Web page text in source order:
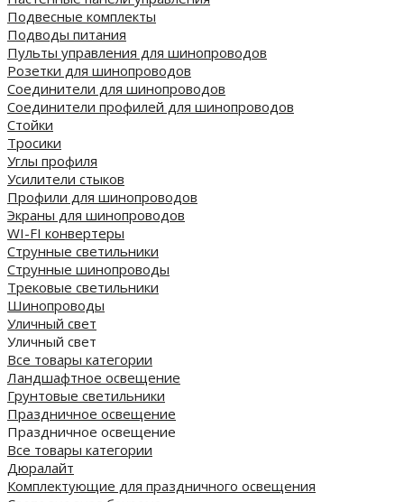
Подвесные комплекты
Подводы питания
Пульты управления для шинопроводов
Розетки для шинопроводов
Соединители для шинопроводов
Соединители профилей для шинопроводов
Стойки
Тросики
Углы профиля
Усилители стыков
Профили для шинопроводов
Экраны для шинопроводов
WI-FI конвертеры
Струнные светильники
Струнные шинопроводы
Трековые светильники
Шинопроводы
Уличный свет
Уличный свет
Все товары категории
Ландшафтное освещение
Грунтовые светильники
Праздничное освещение
Праздничное освещение
Все товары категории
Дюралайт
Комплектующие для праздничного освещения